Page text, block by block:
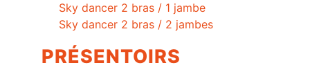
Sky dancer 2 bras / 1 jambe
Sky dancer 2 bras / 2 jambes
PRÉSENTOIRS